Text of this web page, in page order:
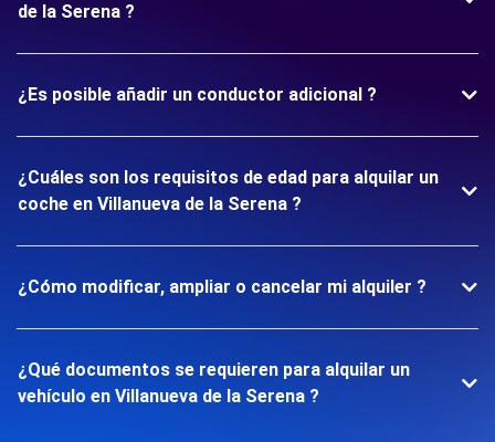
de la Serena ?
¿Es posible añadir un conductor adicional ?
¿Cuáles son los requisitos de edad para alquilar un
coche en Villanueva de la Serena ?
¿Cómo modificar, ampliar o cancelar mi alquiler ?
¿Qué documentos se requieren para alquilar un
vehículo en Villanueva de la Serena ?